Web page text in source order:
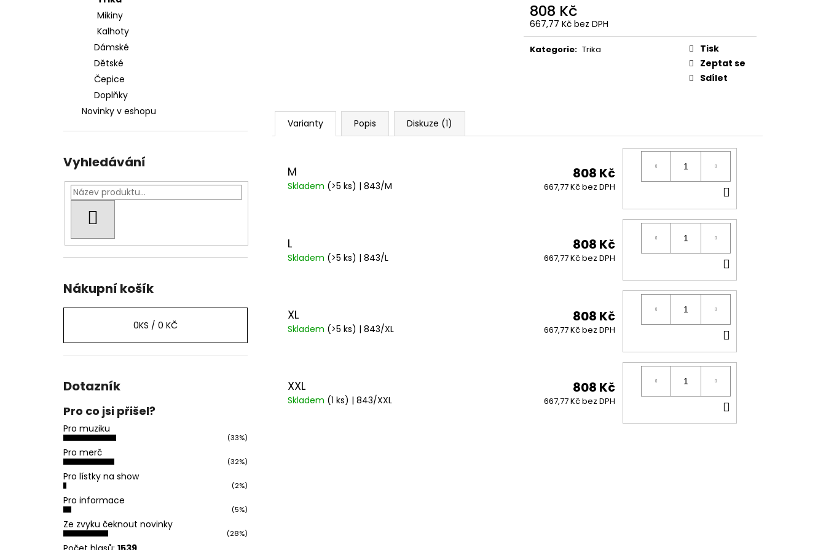
Mikiny
Kalhoty
Dámské
Dětské
Čepice
Doplňky
Novinky v eshopu
Vyhledávání
Nákupní košík
0KS / 0 KČ
Dotazník
Pro co jsi přišel?
Pro muziku
(33%)
Pro merč
(32%)
Pro lístky na show
(2%)
Pro informace
(5%)
Ze zvyku čeknout novinky
(28%)
808 Kč
667,77 Kč bez DPH
Měrná
cena:
Kategorie: Trika
Tisk
Zeptat se
Sdílet
Varianty Popis Diskuze (1)
M
Skladem (>5 ks) | 843/M
808 Kč
667,77 Kč bez DPH
KOŠÍKU
L
Skladem (>5 ks) | 843/L
808 Kč
667,77 Kč bez DPH
KOŠÍKU
XL
Skladem (>5 ks) | 843/XL
808 Kč
667,77 Kč bez DPH
KOŠÍKU
XXL
Skladem (1 ks) | 843/XXL
808 Kč
667,77 Kč bez DPH
KOŠÍKU
1 000 Kč